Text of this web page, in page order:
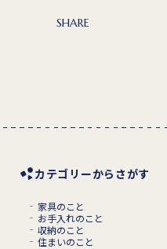
SHARE
カテゴリーからさがす
家具のこと
お手入れのこと
収納のこと
住まいのこと